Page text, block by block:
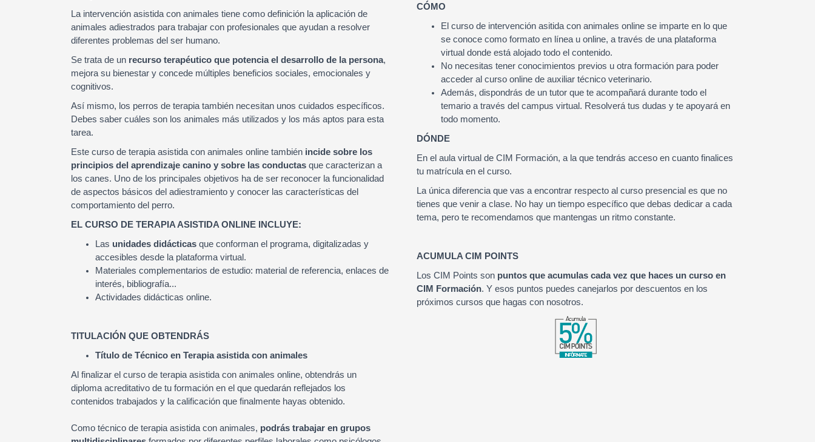
La intervención asistida con animales tiene como definición la aplicación de
animales adiestrados para trabajar con profesionales que ayudan a resolver
diferentes problemas del ser humano.
Se trata de un recurso terapéutico que potencia el desarrollo de la persona,
mejora su bienestar y concede múltiples beneficios sociales, emocionales y
cognitivos.
Así mismo, los perros de terapia también necesitan unos cuidados específicos.
Debes saber cuáles son los animales más utilizados y los más aptos para esta
tarea.
Este curso de terapia asistida con animales online también incide sobre los
principios del aprendizaje canino y sobre las conductas que caracterizan a
los canes. Uno de los principales objetivos ha de ser reconocer la funcionalidad
de aspectos básicos del adiestramiento y conocer las características del
comportamiento del perro.
EL CURSO DE TERAPIA ASISTIDA ONLINE INCLUYE:
Las unidades didácticas que conforman el programa, digitalizadas y
accesibles desde la plataforma virtual.
Materiales complementarios de estudio: material de referencia, enlaces de
interés, bibliografía...
Actividades didácticas online.
TITULACIÓN QUE OBTENDRÁS
Título de Técnico en Terapia asistida con animales
Al finalizar el curso de terapia asistida con animales online, obtendrás un
diploma acreditativo de tu formación en el que quedarán reflejados los
contenidos trabajados y la calificación que finalmente hayas obtenido.
Como técnico de terapia asistida con animales, podrás trabajar en grupos
CÓMO
El curso de intervención asitida con animales online se imparte en lo que
se conoce como formato en línea u online, a través de una plataforma
virtual donde está alojado todo el contenido.
No necesitas tener conocimientos previos u otra formación para poder
acceder al curso online de auxiliar técnico veterinario.
Además, dispondrás de un tutor que te acompañará durante todo el
temario a través del campus virtual. Resolverá tus dudas y te apoyará en
todo momento.
DÓNDE
En el aula virtual de CIM Formación, a la que tendrás acceso en cuanto finalices
tu matrícula en el curso.
La única diferencia que vas a encontrar respecto al curso presencial es que no
tienes que venir a clase. No hay un tiempo específico que debas dedicar a cada
tema, pero te recomendamos que mantengas un ritmo constante.
ACUMULA CIM POINTS
Los CIM Points son puntos que acumulas cada vez que haces un curso en
CIM Formación. Y esos puntos puedes canejarlos por descuentos en los
próximos cursos que hagas con nosotros.